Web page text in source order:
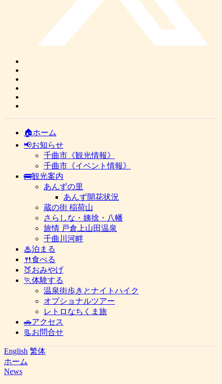
🏠ホーム
📢お知らせ
千曲市《観光情報》
千曲市《イベント情報》
🚌観光案内
あんずの里
あんず開花状況
蔵の街 稲荷山
さらしな・姨捨・八幡
旅情 戸倉上山田温泉
千曲川河畔
♨泊まる
🍴食べる
🍑おみやげ
🏃体験する
温泉街歩きとナイトハイク
オプショナルツアー
レトロなちくま旅
🚗アクセス
📃お問合せ
English 繁体
ホーム
News